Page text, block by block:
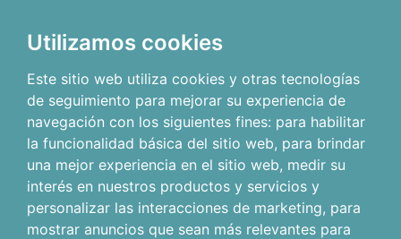
Utilizamos cookies
Este sitio web utiliza cookies y otras tecnologías
de seguimiento para mejorar su experiencia de
navegación con los siguientes fines: para habilitar
la funcionalidad básica del sitio web, para brindar
una mejor experiencia en el sitio web, medir su
interés en nuestros productos y servicios y
personalizar las interacciones de marketing, para
mostrar anuncios que sean más relevantes para